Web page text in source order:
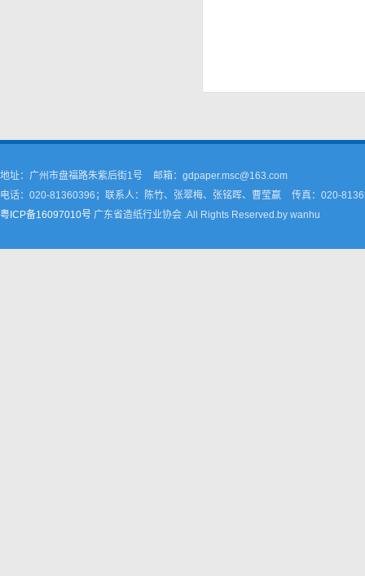
地址：广州市盘福路朱紫后街1号
邮箱：gdpaper.msc@163.com
电话：020-81360396；联系人：陈竹、张翠梅、张铭晖、曹莹嬴
传真：020-
粤ICP备16097010号 广东省造纸行业协会 .All Rights Reserved.by wanhu